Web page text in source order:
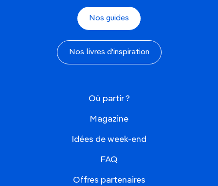
Nos guides
Nos livres d'inspiration
Où partir ?
Magazine
Idées de week-end
FAQ
Offres partenaires